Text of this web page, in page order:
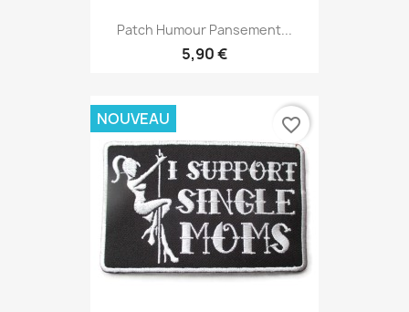
Patch Humour Pansement...
5,90 €
NOUVEAU favorite_border